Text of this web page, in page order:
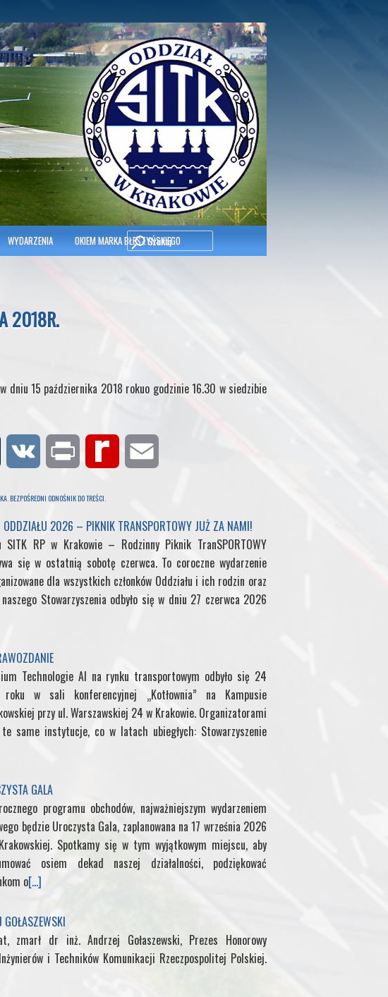
Szukaj
WYDARZENIA OKIEM MARKA BŁESZYŃSKIEGO
2018R.
dniu 15 października 2018 rokuo godzinie 16.30 w siedzibie
m
l
n
t
d
f
y
P
e
a
l
.BEZPOŚREDNI ODNOŚNIK DO TREŚCI.
ODDZIAŁU 2026 – PIKNIK TRANSPORTOWY JUŻ ZA NAMI!
SITK RP w Krakowie – Rodzinny Piknik TranSPORTOWY
się w ostatnią sobotę czerwca. To coroczne wydarzenie
dla wszystkich członków Oddziału i ich rodzin oraz
Stowarzyszenia odbyło się w dniu 27 czerwca 2026
Technologie AI na rynku transportowym odbyło się 24
w sali konferencyjnej „Kotłownia” na Kampusie
przy ul. Warszawskiej 24 w Krakowie. Organizatorami
te same instytucje, co w latach ubiegłych: Stowarzyszenie
GALA
programu obchodów, najważniejszym wydarzeniem
będzie Uroczysta Gala, zaplanowana na 17 września 2026
Spotkamy się w tym wyjątkowym miejscu, aby
osiem dekad naszej działalności, podziękować
o[...]
zmarł dr inż. Andrzej Gołaszewski, Prezes Honorowy
i Techników Komunikacji Rzeczpospolitej Polskiej.